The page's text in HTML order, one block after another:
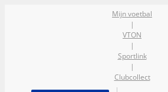
Mijn voetbal
|
VTON
|
Sportlink
|
Clubcollect